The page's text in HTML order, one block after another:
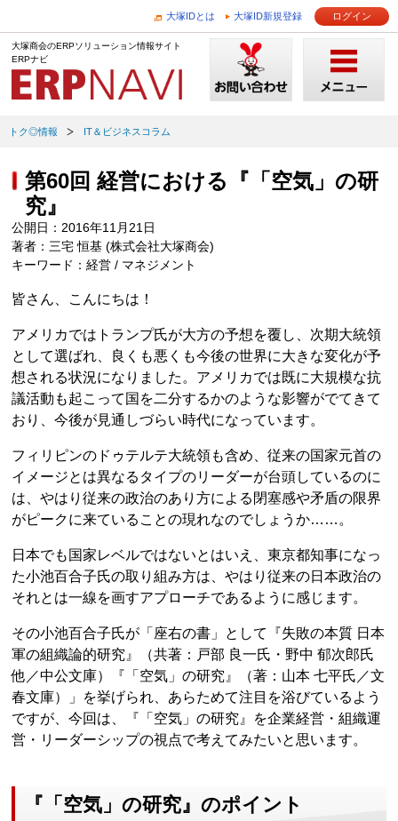
大塚IDとは 大塚ID新規登録 ログイン
大塚商会のERPソリューション情報サイト
ERPナビ
トク◎情報 IT＆ビジネスコラム
第60回 経営における『「空気」の研
究』
公開日：2016年11月21日
著者：三宅 恒基 (株式会社大塚商会)
キーワード：経営 / マネジメント
皆さん、こんにちは！
アメリカではトランプ氏が大方の予想を覆し、次期大統領
として選ばれ、良くも悪くも今後の世界に大きな変化が予
想される状況になりました。アメリカでは既に大規模な抗
議活動も起こって国を二分するかのような影響がでてきて
おり、今後が見通しづらい時代になっています。
フィリピンのドゥテルテ大統領も含め、従来の国家元首の
イメージとは異なるタイプのリーダーが台頭しているのに
は、やはり従来の政治のあり方による閉塞感や矛盾の限界
がピークに来ていることの現れなのでしょうか……。
日本でも国家レベルではないとはいえ、東京都知事になっ
た小池百合子氏の取り組み方は、やはり従来の日本政治の
それとは一線を画すアプローチであるように感じます。
その小池百合子氏が「座右の書」として『失敗の本質 日本
軍の組織論的研究』（共著：戸部 良一氏・野中 郁次郎氏
他／中公文庫）『「空気」の研究』（著：山本 七平氏／文
春文庫）」を挙げられ、あらためて注目を浴びているよう
ですが、今回は、『「空気」の研究』を企業経営・組織運
営・リーダーシップの視点で考えてみたいと思います。
『「空気」の研究』のポイント